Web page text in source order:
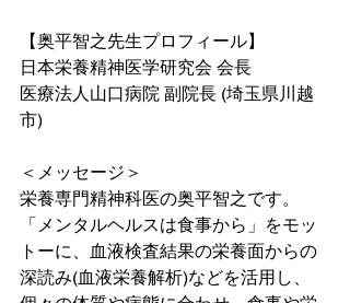
【奥平智之先生プロフィール】
日本栄養精神医学研究会 会長
医療法人山口病院 副院長 (埼玉県川越
市)
＜メッセージ＞
栄養専門精神科医の奥平智之です。
「メンタルヘルスは食事から」をモッ
トーに、血液検査結果の栄養面からの
深読み(血液栄養解析)などを活用し、